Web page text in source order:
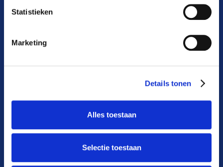
Statistieken
Marketing
Details tonen
Alles toestaan
Selectie toestaan

AVG-privacykaart
Cookieverklaring
Toegankelijkheidsverklaring
Downloads